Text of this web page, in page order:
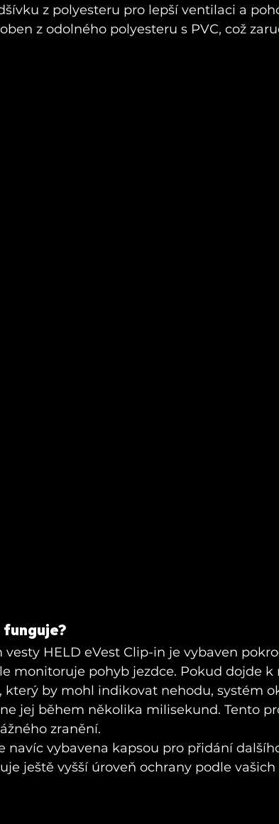
z polyesteru pro lepší ventilaci a
z odolného polyesteru s PVC, což
vesty HELD eVest Clip-in je vybaven
monitoruje pohyb jezdce. Pokud dojde
který by mohl indikovat nehodu, systém
jej během několika milisekund. Tento
zranění.
navíc vybavena kapsou pro přidání
ještě vyšší úroveň ochrany podle vašich